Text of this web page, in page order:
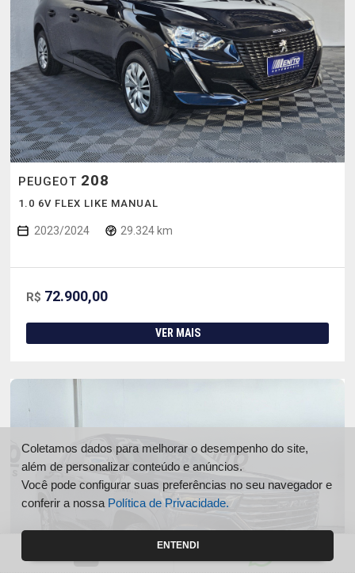
PEUGEOT 208
1.0 6V FLEX LIKE MANUAL
2023/2024 29.324 km
R$ 72.900,00
VER MAIS
Coletamos dados para melhorar o desempenho do site,
além de personalizar conteúdo e anúncios.
Você pode configurar suas preferências no seu navegador e
conferir a nossa Política de Privacidade.
ENTENDI